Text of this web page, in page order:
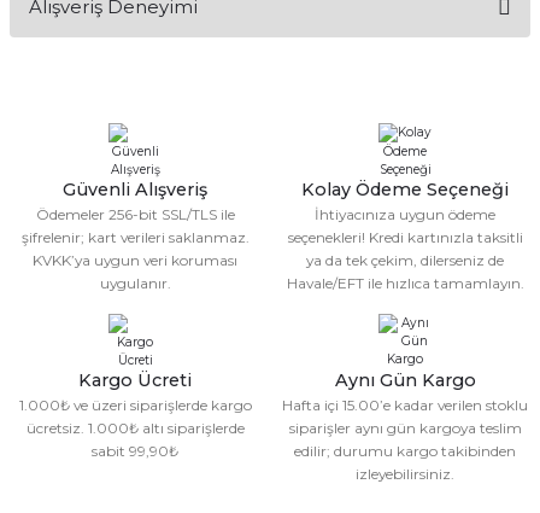
konularda yetersiz gördüğünüz noktaları öneri formunu
kullanarak tarafımıza iletebilirsiniz.
Ürün resmi kalitesiz, bozuk veya görüntülenemiyor.
Ürün açıklamasında eksik bilgiler bulunuyor.
Ürün bilgilerinde hatalar bulunuyor.
Ürün fiyatı diğer sitelerden daha pahalı.
Bu ürüne benzer farklı alternatifler olmalı.
Gönder
Alışveriş Deneyimi
Deneyimini Paylaş
Güvenli Alışveriş
Ödemeler 256-bit SSL/TLS ile
şifrelenir; kart verileri saklanmaz.
KVKK’ya uygun veri koruması
uygulanır.
Kolay Ödeme Seçeneği
İhtiyacınıza uygun ödeme
seçenekleri! Kredi kartınızla taksitli
ya da tek çekim, dilerseniz de
Havale/EFT ile hızlıca tamamlayın.
Kargo Ücreti
1.000₺ ve üzeri siparişlerde kargo
ücretsiz. 1.000₺ altı siparişlerde
sabit 99,90₺
Aynı Gün Kargo
Hafta içi 15.00’e kadar verilen stoklu
siparişler aynı gün kargoya teslim
edilir; durumu kargo takibinden
izleyebilirsiniz.